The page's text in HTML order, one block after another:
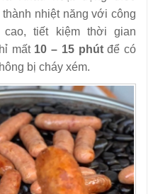
nhiệt năng với công
tiết kiệm thời gian
mất 10 – 15 phútđể có
bị cháy xém.